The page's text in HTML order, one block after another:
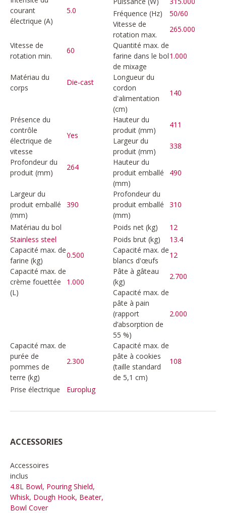
courant
électrique (A)
5.0
Fréquence (Hz)
50/60
Vitesse de
rotation max.
265.000
Vitesse de
rotation min.
60
Quantité max. de
farine dans le bol
de mixage
1.000
Matériau du
corps
Die-cast
Longueur du
cordon
d'alimentation
(cm)
140
Présence du
contrôle
électrique de
vitesse
Yes
Hauteur du
produit (mm)
411
Largeur du
produit (mm)
338
Profondeur du
produit (mm)
264
Hauteur du
produit emballé
(mm)
490
Largeur du
produit emballé
(mm)
390
Profondeur du
produit emballé
(mm)
310
Matériau du bol
Stainless steel
Poids net (kg)
12
Poids brut (kg)
13.4
Capacité max. de
farine (kg)
0.500
Capacité max. de
blancs d'œufs
12
Capacité max. de
crème fouettée
(L)
1.000
Pâte à gâteau
(kg)
2.700
Capacité max. de
pâte à pain
(rapport
d’absorption de
55 %)
2.000
Capacité max. de
purée de
pommes de
terre (kg)
2.300
Capacité max. de
pâte à cookies
(taille standard
de 5,1 cm)
108
Prise électrique Europlug
ACCESSORIES
Accessoires
inclus
4.8L Bowl, Pouring Shield,
Whisk, Dough Hook, Beater,
Bowl Cover